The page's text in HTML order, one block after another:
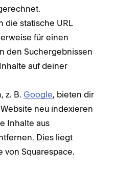
die statische URL
für einen
den Suchergebnissen
auf deiner
z. B. Google, bieten dir
neu indexieren
Inhalte aus
Dies liegt
von Squarespace.